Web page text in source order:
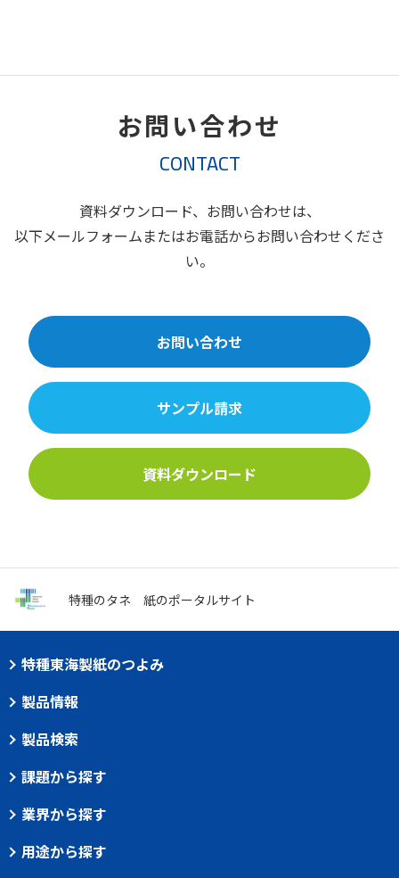
お問い合わせ
CONTACT
資料ダウンロード、お問い合わせは、
以下メールフォームまたはお電話からお問い合わせくださ
い。
お問い合わせ
サンプル請求
資料ダウンロード
特種のタネ 紙のポータルサイト
特種東海製紙のつよみ
製品情報
製品検索
課題から探す
業界から探す
用途から探す